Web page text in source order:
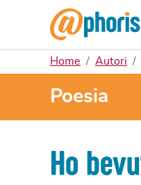
Home Autori
Poesia
Ho